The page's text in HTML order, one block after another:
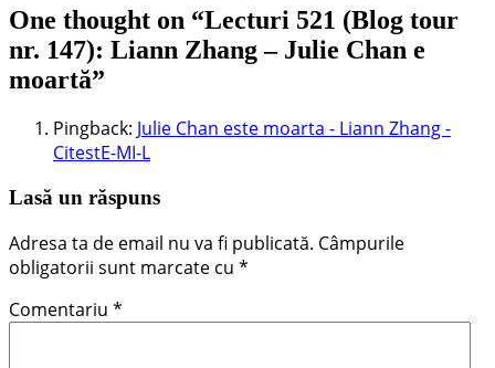
One thought on “Lecturi 521 (Blog tour
nr. 147): Liann Zhang – Julie Chan e
moartă”
Pingback: Julie Chan este moarta - Liann Zhang -
CitestE-MI-L
Lasă un răspuns
Adresa ta de email nu va fi publicată. Câmpurile
obligatorii sunt marcate cu *
Comentariu *